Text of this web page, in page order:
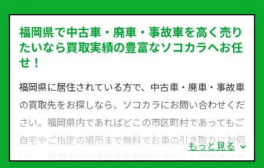
福岡県で中古車・廃車・事故車を高く売り
たいなら買取実績の豊富なソコカラへお任
せ！
福岡県に居住されている方で、中古車・廃車・事故車
の買取先をお探しなら、ソコカラにお問い合わせくだ
さい。福岡県内であればどこの市区町村であってもご
自宅やご指定の場所まで無料でお車の引き取りにお伺
いし、廃車までの手続きを無料でサポート代行させて
もっと見る